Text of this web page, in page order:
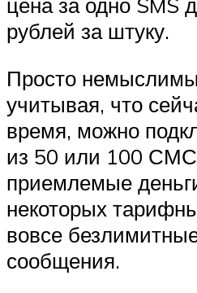
рублей за штуку.
Просто
учитывая, что
время, можно
из 50 или 100 СМС
приемлемые
некоторых
вовсе
сообщения.